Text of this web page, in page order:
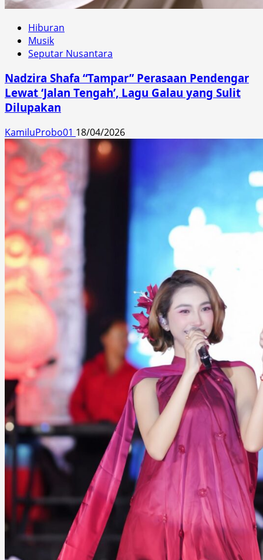
Hiburan
Musik
Seputar Nusantara
Nadzira Shafa “Tampar” Perasaan Pendengar
Lewat ‘Jalan Tengah’, Lagu Galau yang Sulit
Dilupakan
KamiluProbo01 18/04/2026